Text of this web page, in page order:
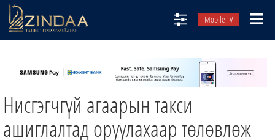
Mobile TV
ТВ8
ӨГЛӨӨНИЙ СОНИН
Нисгэгчгүй агаарын такси
ашиглалтад оруулахаар төлөвлөж